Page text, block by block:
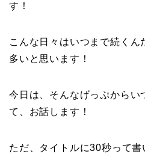
す！
こんな日々はいつまで続くん
多いと思います！
今日は、そんなげっぷからい
て、お話します！
ただ、タイトルに30秒って